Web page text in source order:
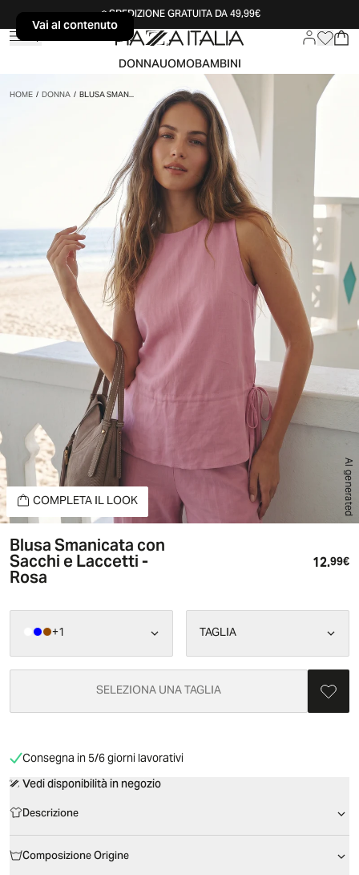
Vai al contenutoSPEDIZIONE GRATUITA DA 49,99€
DONNAUOMOBAMBINI
HOME/DONNA/BLUSA SMAN...
AI generated
COMPLETA IL LOOK
Blusa Smanicata con
Sacchi e Laccetti -
Rosa 12.99€
+1 TAGLIA
SELEZIONA UNA TAGLIA
Consegna in 5/6 giorni lavorativi
Vedi disponibilità in negozio
Descrizione
Composizione Origine
Vai al contenuto